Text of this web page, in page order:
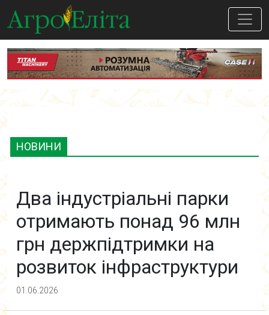
НОВИНИ
Два індустріальні парки
отримають понад 96 млн
грн держпідтримки на
розвиток інфраструктури
01.06.2026